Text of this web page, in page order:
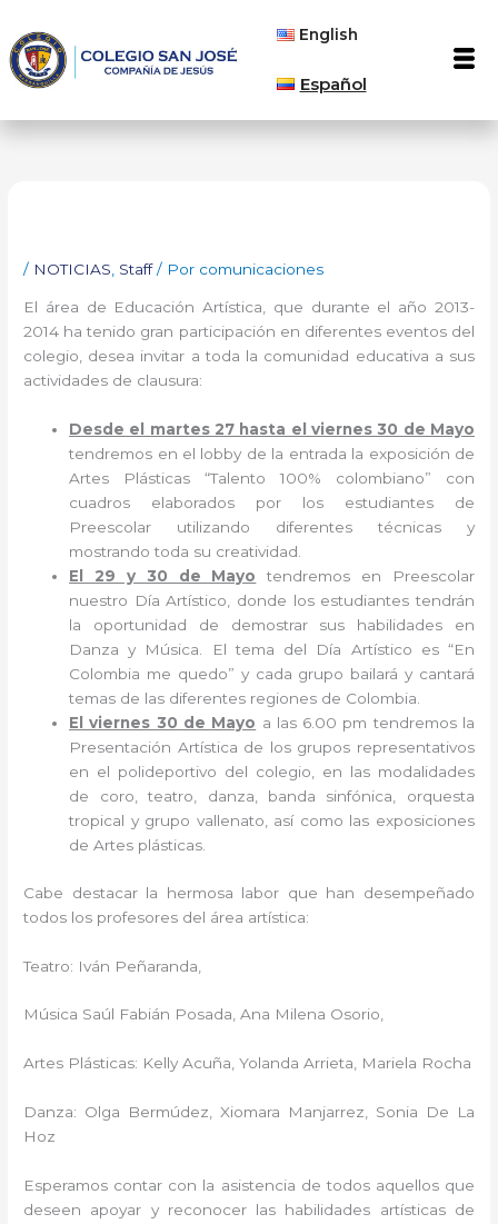
contenido
English
Español
/ NOTICIAS Staff/ Por comunicaciones
El área de Educación Artística, que durante el año 2013-
2014 ha tenido gran participación en diferentes eventos del
colegio, desea invitar a toda la comunidad educativa a sus
actividades de clausura:
Desde el martes 27 hasta el viernes 30 de Mayo
tendremos en el lobby de la entrada la exposición de
Artes Plásticas “Talento 100% colombiano” con
cuadros elaborados por los estudiantes de
Preescolar utilizando diferentes técnicas y
mostrando toda su creatividad.
El 29 y 30 de Mayo tendremos en Preescolar
nuestro Día Artístico, donde los estudiantes tendrán
la oportunidad de demostrar sus habilidades en
Danza y Música. El tema del Día Artístico es “En
Colombia me quedo” y cada grupo bailará y cantará
temas de las diferentes regiones de Colombia.
El viernes 30 de Mayo a las 6.00 pm tendremos la
Presentación Artística de los grupos representativos
en el polideportivo del colegio, en las modalidades
de coro, teatro, danza, banda sinfónica, orquesta
tropical y grupo vallenato, así como las exposiciones
de Artes plásticas.
Cabe destacar la hermosa labor que han desempeñado
todos los profesores del área artística:
Teatro: Iván Peñaranda,
Música Saúl Fabián Posada, Ana Milena Osorio,
Artes Plásticas: Kelly Acuña, Yolanda Arrieta, Mariela Rocha
Danza: Olga Bermúdez, Xiomara Manjarrez, Sonia De La
Hoz
Esperamos contar con la asistencia de todos aquellos que
deseen apoyar y reconocer las habilidades artísticas de